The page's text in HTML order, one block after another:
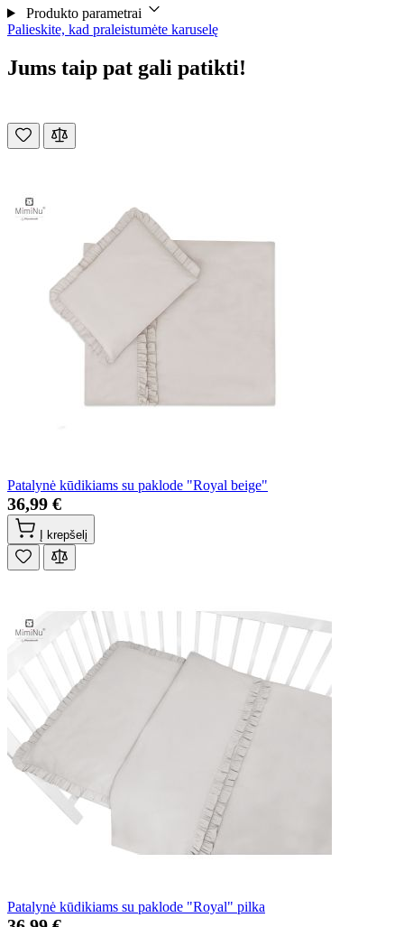
Produkto parametrai
Palieskite, kad praleistumėte karuselę
Jums taip pat gali patikti!
Patalynė kūdikiams su paklode "Royal beige"
36,99 €
Į krepšelį
Patalynė kūdikiams su paklode "Royal" pilka